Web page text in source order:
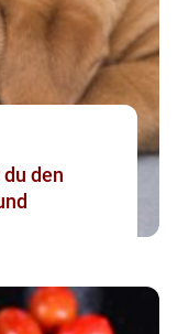
den